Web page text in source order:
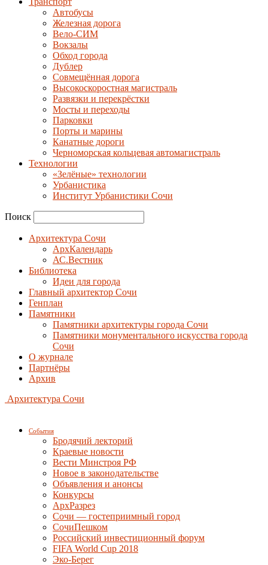
Автобусы
Железная дорога
Вело-СИМ
Вокзалы
Обход города
Дублер
Совмещённая дорога
Высокоскоростная магистраль
Развязки и перекрёстки
Мосты и переходы
Парковки
Порты и марины
Канатные дороги
Черноморская кольцевая автомагистраль
Технологии
«Зелёные» технологии
Урбанистика
Институт Урбанистики Сочи
Поиск
Архитектура Сочи
АрхКалендарь
АС.Вестник
Библиотека
Идеи для города
Главный архитектор Сочи
Генплан
Памятники
Памятники архитектуры города Сочи
Памятники монументального искусства города
Сочи
О журнале
Партнёры
Архив
Архитектура Сочи
События
Бродячий лекторий
Краевые новости
Вести Минстроя РФ
Новое в законодательстве
Объявления и анонсы
Конкурсы
АрхРазрез
Сочи — гостеприимный город
СочиПешком
Российский инвестиционный форум
FIFA World Cup 2018
Эко-Берег